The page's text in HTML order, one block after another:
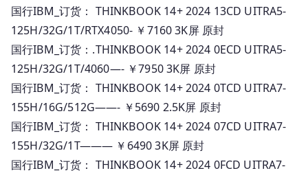
国行IBM_订货： THINKBOOK 14+ 2024 13CD UITRA5-
125H/32G/1T/RTX4050- ￥7160 3K屏 原封
国行IBM_订货：.THINKBOOK 14+ 2024 0ECD UITRA5-
125H/32G/1T/4060—- ￥7950 3K屏 原封
国行IBM_订货： THINKBOOK 14+ 2024 0TCD UITRA7-
155H/16G/512G——- ￥5690 2.5K屏 原封
国行IBM_订货： THINKBOOK 14+ 2024 07CD UITRA7-
155H/32G/1T——— ￥6490 3K屏 原封
国行IBM_订货： THINKBOOK 14+ 2024 0FCD UITRA7-